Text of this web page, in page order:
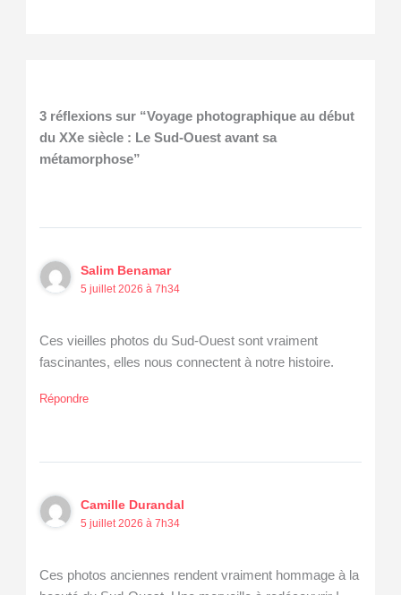
3 réflexions sur “Voyage photographique au début
du XXe siècle : Le Sud-Ouest avant sa
métamorphose”
Salim Benamar
5 juillet 2026 à 7h34
Ces vieilles photos du Sud-Ouest sont vraiment
fascinantes, elles nous connectent à notre histoire.
Répondre
Camille Durandal
5 juillet 2026 à 7h34
Ces photos anciennes rendent vraiment hommage à la